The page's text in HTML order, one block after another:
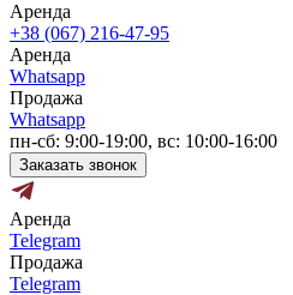
Аренда
+38 (067) 216-47-95
Аренда
Whatsapp
Продажа
Whatsapp
пн-сб: 9:00-19:00, вс: 10:00-16:00
Заказать звонок
Аренда
Telegram
Продажа
Telegram